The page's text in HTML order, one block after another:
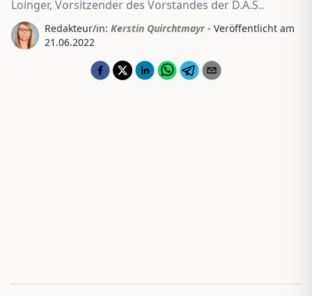
Loinger, Vorsitzender des Vorstandes der D.A.S..
Redakteur/in: Kerstin Quirchtmayr - Veröffentlicht am
21.06.2022